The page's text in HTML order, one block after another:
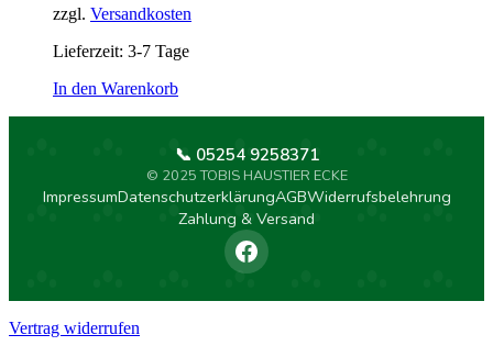
zzgl. Versandkosten
Lieferzeit: 3-7 Tage
In den Warenkorb
ImpressumDatenschutzerklärungAGBWiderrufsbelehrung
Zahlung & Versand
📞 05254 9258371
© 2025 TOBIS HAUSTIER ECKE
Vertrag widerrufen